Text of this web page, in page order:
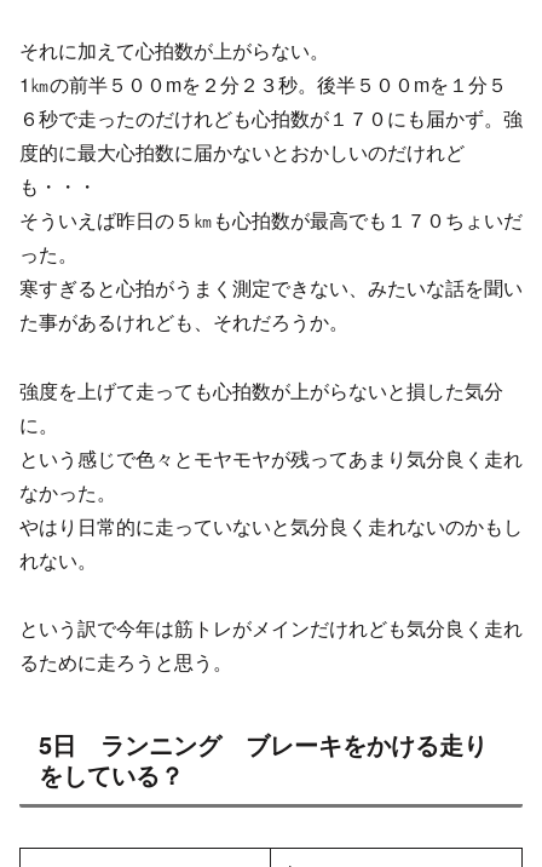
それに加えて心拍数が上がらない。
1㎞の前半５００mを２分２３秒。後半５００mを１分５
６秒で走ったのだけれども心拍数が１７０にも届かず。強
度的に最大心拍数に届かないとおかしいのだけれど
も・・・
そういえば昨日の５㎞も心拍数が最高でも１７０ちょいだ
った。
寒すぎると心拍がうまく測定できない、みたいな話を聞い
た事があるけれども、それだろうか。
強度を上げて走っても心拍数が上がらないと損した気分
に。
という感じで色々とモヤモヤが残ってあまり気分良く走れ
なかった。
やはり日常的に走っていないと気分良く走れないのかもし
れない。
という訳で今年は筋トレがメインだけれども気分良く走れ
るために走ろうと思う。
5日 ランニング ブレーキをかける走り
をしている？